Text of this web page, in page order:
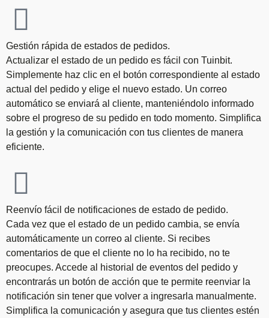
Gestión rápida de estados de pedidos.
Actualizar el estado de un pedido es fácil con Tuinbit.
Simplemente haz clic en el botón correspondiente al estado
actual del pedido y elige el nuevo estado. Un correo
automático se enviará al cliente, manteniéndolo informado
sobre el progreso de su pedido en todo momento. Simplifica
la gestión y la comunicación con tus clientes de manera
eficiente.
Reenvío fácil de notificaciones de estado de pedido.
Cada vez que el estado de un pedido cambia, se envía
automáticamente un correo al cliente. Si recibes
comentarios de que el cliente no lo ha recibido, no te
preocupes. Accede al historial de eventos del pedido y
encontrarás un botón de acción que te permite reenviar la
notificación sin tener que volver a ingresarla manualmente.
Simplifica la comunicación y asegura que tus clientes estén